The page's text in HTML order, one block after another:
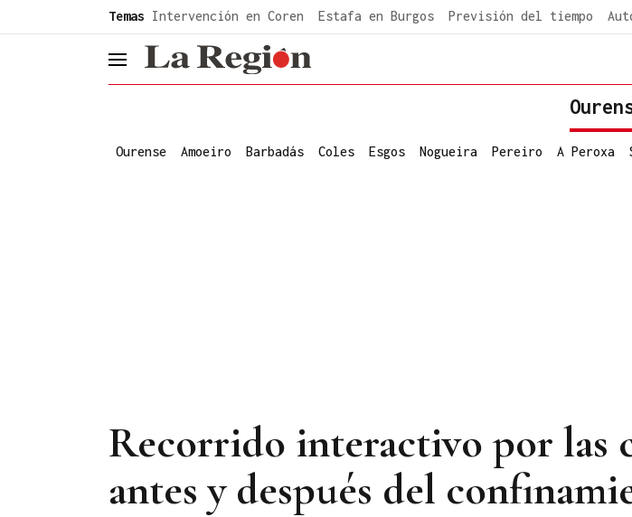
Temas Intervención en Coren Estafa en Burgos Previsión del tiempo
header.menu.open
Ourense Amoeiro Barbadás Coles Esgos Nogueira Pereiro A Peroxa
Recorrido interactivo por las
antes y después del